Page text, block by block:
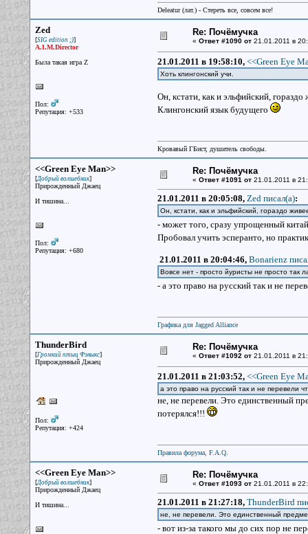
Deleatur (лат.) - Стереть все, совсем все!
Zed
[SIG edition ;)]
A.I.M.Director
Была такая игра Z
Пол:
Репутация: +533
Re: Почёмучка
« Ответ #1090 от21.01.2011 в
21.01.2011 в 19:58:10, <<Green Eye
Хоть клингонский учи.
Он, кстати, как и эльфийский, гораздо
Клингонский язык будущего
Кровавый ГБист, душитель свободы.
<<Green Eye Man>>
[Добрый волшебник]
Прирожденный Джаец
И тишина...
Пол:
Репутация: +680
Re: Почёмучка
« Ответ #1091 от21.01.2011 в
21.01.2011 в 20:05:08, Zed писал(a):
Он, кстати, как и эльфийский, гораздо
- может того, сразу упрощенный
Пробовал учить эсперанто, но
21.01.2011 в 20:04:46, Bonarienz
Вовсе нет - просто йуристы не просто так
- а это право на русский так и не
Графика для Jagged Alliance
ThunderBird
[Громкий птыц Фэныкс]
Прирожденный Джаец
Пол:
Репутация: +424
Re: Почёмучка
« Ответ #1092 от21.01.2011 в
21.01.2011 в 21:03:52, <<Green Eye
а это право на русский так и не перевели
не, не перевели. Это единственный
потерялся!!!
Правила форума, F.A.Q.
<<Green Eye Man>>
[Добрый волшебник]
Прирожденный Джаец
И тишина...
Re: Почёмучка
« Ответ #1093 от21.01.2011 в
21.01.2011 в 21:27:18, ThunderBird
не, не перевели. Это единственный
- вот из-за такого мы до сих пор не